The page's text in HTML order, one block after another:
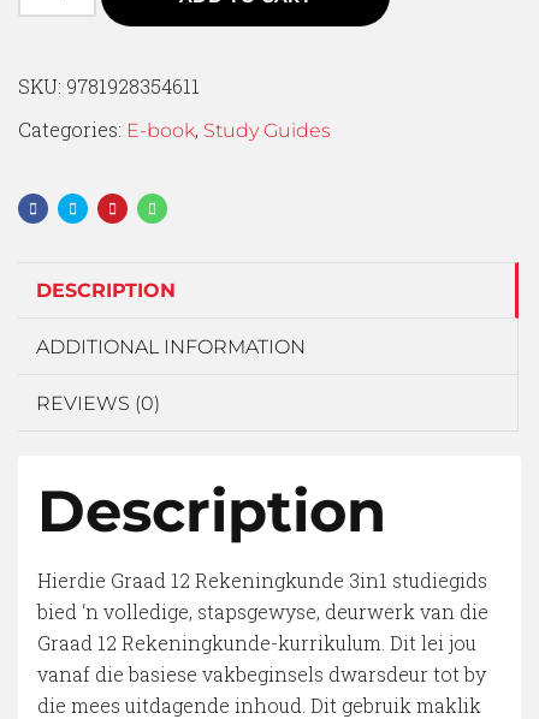
SKU: 9781928354611
Categories: E-book, Study Guides
DESCRIPTION
ADDITIONAL INFORMATION
REVIEWS (0)
Description
Hierdie Graad 12 Rekeningkunde 3in1 studiegids
bied ‘n volledige, stapsgewyse, deurwerk van die
Graad 12 Rekeningkunde-kurrikulum. Dit lei jou
vanaf die basiese vakbeginsels dwarsdeur tot by
die mees uitdagende inhoud. Dit gebruik maklik